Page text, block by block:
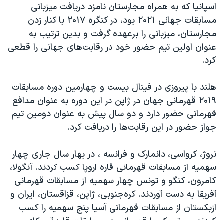
اسپانیا که به همراه مجارستان نامزد دریافت میزبانی
مسابقات جهانی ۲۰۲۱ بود، در کنگره ۲۰۱۷ با کنار زدن
مجارستان، میزبانی را برعهده گرفت و بدین ترتیب به
عنوان اولین تیم حضور خود در رقابت‌های جهانی را قطعی
کرد.
هلند با پیروزی در فینال بیست و چهارمین دوره مسابقات
۲۰۱۹ قهرمانی جهان در ژاپن در این دوره به عنوان مدافع
قهرمانی حضور دارد و دو سال پیش به عنوان دومین تیم
جواز حضور در این رقابت‌ها را دریافت کرد.
نروژ، کرواسی، دانمارک و فرانسه ، در بهار سال جاری چهار
سهمیه از مسابقات قهرمانی قاره اروپا کسب کردند. آنگولا،
کامرون، کنگو و تونس چهار سهمیه از مسابقات قهرمانی
آفریقا به دست آوردند. کره‌جنوبی، ژاپن، قزاقستان، ایران و
ازبکستان از مسابقات قهرمانی آسیا پنج سهمیه را کسب